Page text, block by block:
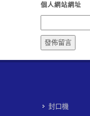
個人網站網址
封口機